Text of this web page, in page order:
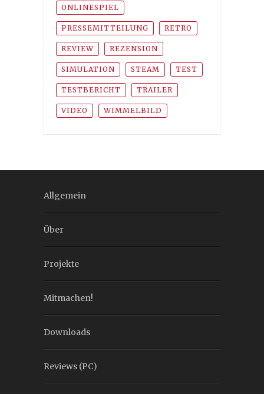
ONLINESPIEL
PRESSEMITTEILUNG RETRO
REVIEW REZENSION
SIMULATION STEAM TEST
TESTBERICHT TRAILER
VIDEO WIMMELBILD
Allgemein
Über
Projekte
Mitmachen!
Downloads
Reviews (PC)